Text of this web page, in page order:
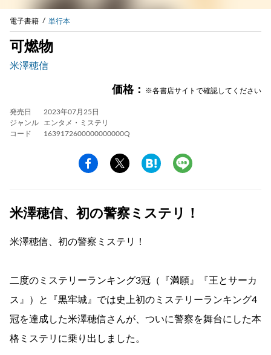
電子書籍 単行本
可燃物
米澤穂信
価格： ※各書店サイトで確認してください
発売日
2023年07月25日
ジャンル
エンタメ・ミステリ
コード
1639172600000000000Q
米澤穂信、初の警察ミステリ！
米澤穂信、初の警察ミステリ！
二度のミステリーランキング3冠（『満願』『王とサーカ
ス』）と『黒牢城』では史上初のミステリーランキング4
冠を達成した米澤穂信さんが、ついに警察を舞台にした本
格ミステリに乗り出しました。